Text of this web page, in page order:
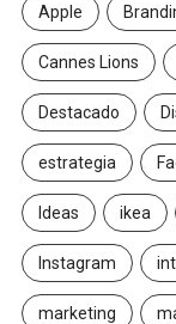
Apple
Cannes Lions
Destacado
estrategia
Ideas ikea
Instagram
marketing